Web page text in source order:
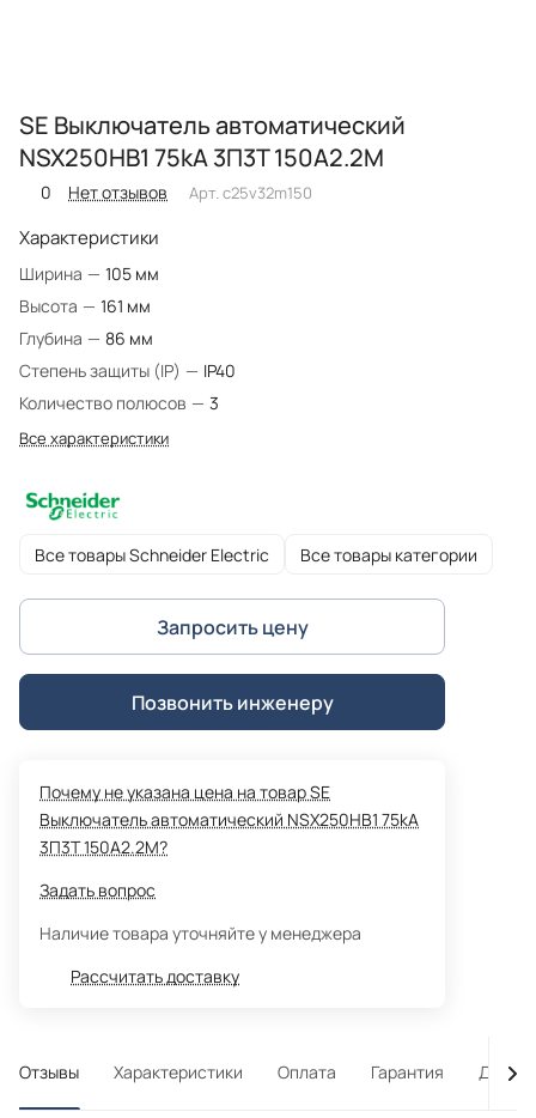
SE Выключатель автоматический
NSX250HB1 75kA 3П3Т 150A2.2M
0 Нет отзывов Арт. c25v32m150
Характеристики
Ширина — 105 мм
Высота — 161 мм
Глубина — 86 мм
Степень защиты (IP) — IP40
Количество полюсов — 3
Все характеристики
Все товары Schneider Electric Все товары категории
Запросить цену
Позвонить инженеру
Почему не указана цена на товар SE
Выключатель автоматический NSX250HB1 75kA
3П3Т 150A2.2M?
Задать вопрос
Наличие товара уточняйте у менеджера
Рассчитать доставку
Отзывы Характеристики Оплата Гарантия